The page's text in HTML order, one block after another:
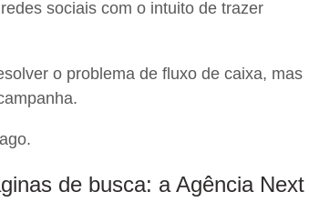
sociais com o intuito de trazer
o problema de fluxo de caixa, mas
de busca: a Agência Next